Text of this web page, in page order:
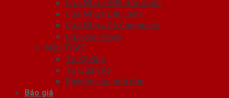
Cửa Nhựa ABS Hàn Quốc
Cửa Nhựa Đài Loan
Cửa Nhựa Gỗ Composite
Cửa vòm nhựa
NỘI THẤT
Tủ Kệ Bếp
Tủ Quần Áo
Phụ kiện cửa nhà tắm
Báo giá